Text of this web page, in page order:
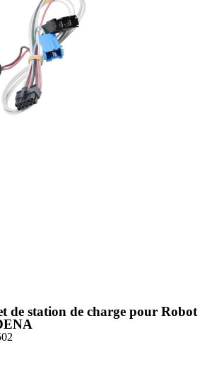
de station de charge pour Robot